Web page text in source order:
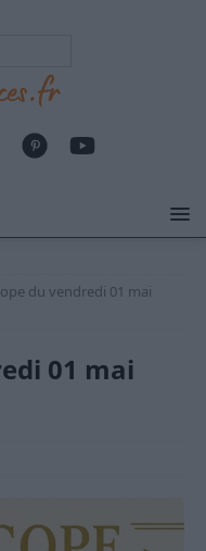
du vendredi 01 mai
01 mai